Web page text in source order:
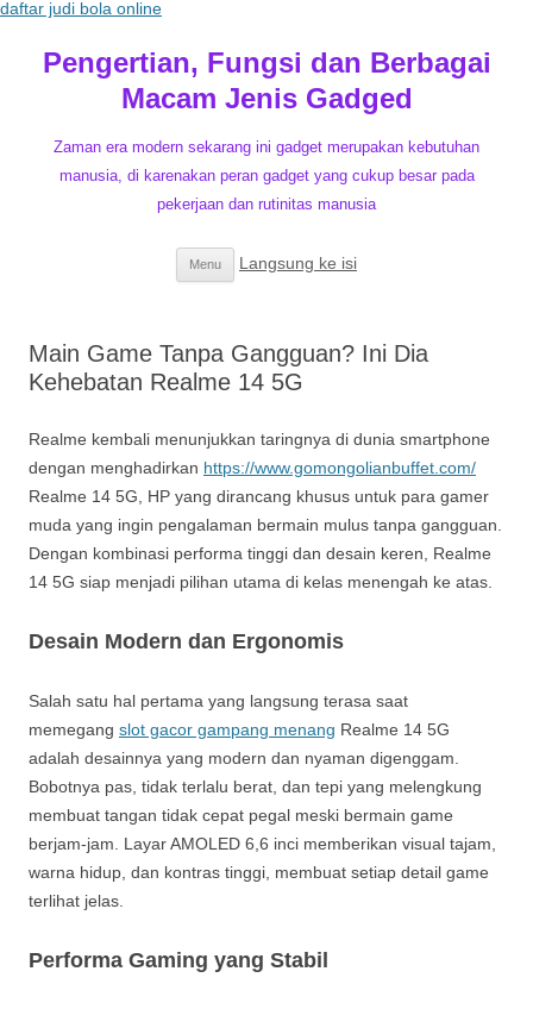
daftar judi bola online
Pengertian, Fungsi dan Berbagai
Macam Jenis Gadged
Zaman era modern sekarang ini gadget merupakan kebutuhan
manusia, di karenakan peran gadget yang cukup besar pada
pekerjaan dan rutinitas manusia
Menu Langsung ke isi
Main Game Tanpa Gangguan? Ini Dia
Kehebatan Realme 14 5G
Realme kembali menunjukkan taringnya di dunia smartphone
dengan menghadirkan https://www.gomongolianbuffet.com/
Realme 14 5G, HP yang dirancang khusus untuk para gamer
muda yang ingin pengalaman bermain mulus tanpa gangguan.
Dengan kombinasi performa tinggi dan desain keren, Realme
14 5G siap menjadi pilihan utama di kelas menengah ke atas.
Desain Modern dan Ergonomis
Salah satu hal pertama yang langsung terasa saat
memegang slot gacor gampang menang Realme 14 5G
adalah desainnya yang modern dan nyaman digenggam.
Bobotnya pas, tidak terlalu berat, dan tepi yang melengkung
membuat tangan tidak cepat pegal meski bermain game
berjam-jam. Layar AMOLED 6,6 inci memberikan visual tajam,
warna hidup, dan kontras tinggi, membuat setiap detail game
terlihat jelas.
Performa Gaming yang Stabil